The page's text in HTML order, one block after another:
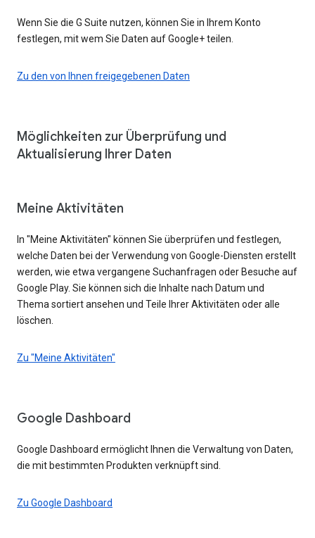
Wenn Sie die G Suite nutzen, können Sie in Ihrem Konto
festlegen, mit wem Sie Daten auf Google+ teilen.
Zu den von Ihnen freigegebenen Daten
Möglichkeiten zur Überprüfung und
Aktualisierung Ihrer Daten
Meine Aktivitäten
In "Meine Aktivitäten" können Sie überprüfen und festlegen,
welche Daten bei der Verwendung von Google-Diensten erstellt
werden, wie etwa vergangene Suchanfragen oder Besuche auf
Google Play. Sie können sich die Inhalte nach Datum und
Thema sortiert ansehen und Teile Ihrer Aktivitäten oder alle
löschen.
Zu "Meine Aktivitäten"
Google Dashboard
Google Dashboard ermöglicht Ihnen die Verwaltung von Daten,
die mit bestimmten Produkten verknüpft sind.
Zu Google Dashboard